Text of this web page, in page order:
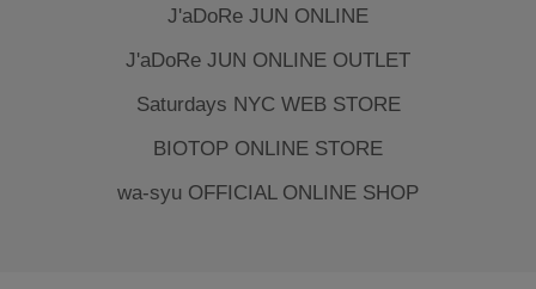
J'aDoRe JUN ONLINE
J'aDoRe JUN ONLINE OUTLET
Saturdays NYC WEB STORE
BIOTOP ONLINE STORE
wa-syu OFFICIAL ONLINE SHOP